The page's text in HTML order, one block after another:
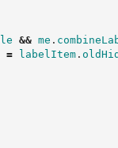
&& me .
= labelItem.